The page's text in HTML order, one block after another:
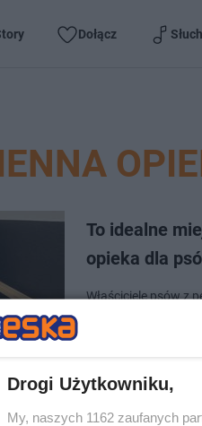
Dołącz
To idealne
opieka dla
Właściciele psów z
Drogi Użytkowniku,
My, naszych 1162 zaufanych